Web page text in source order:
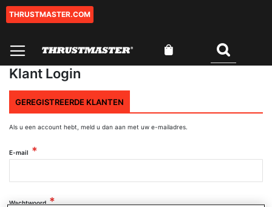
Ga
inhoud
THRUSTMASTER.COM
Klant Login
GEREGISTREERDE KLANTEN
Als u een account hebt, meld u dan aan met uw e-mailadres.
E-mail
Wachtwoord